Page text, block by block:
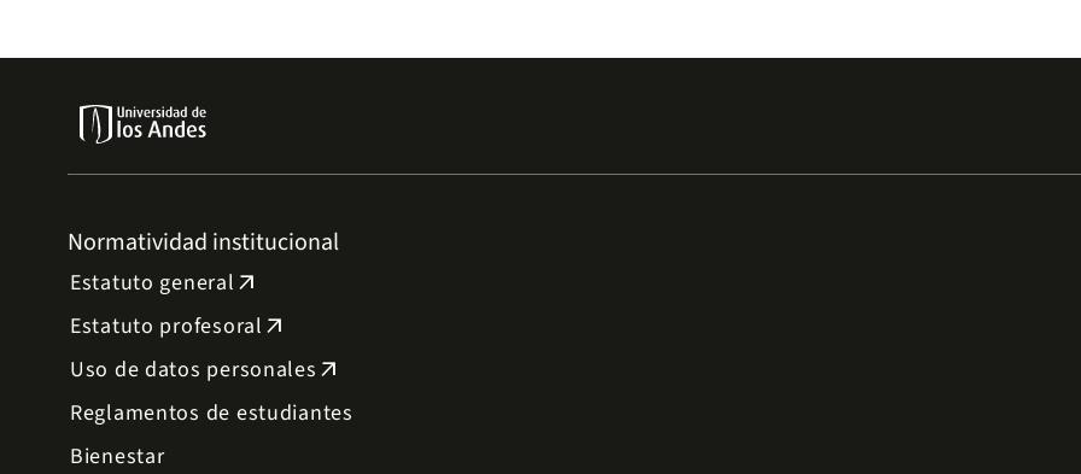
Normatividad institucional
Estatuto general arrow_outward
Estatuto profesoral arrow_outward
Uso de datos personales arrow_outward
Reglamentos de estudiantes
Bienestar